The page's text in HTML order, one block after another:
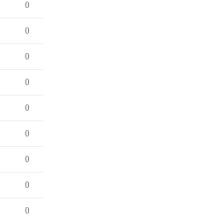
0
0
0
0
0
0
0
0
0